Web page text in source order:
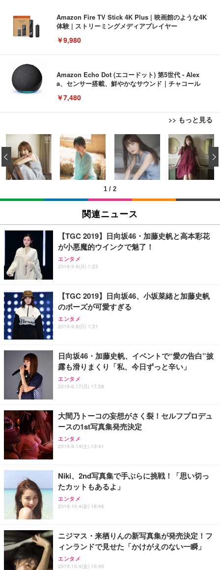
Amazon Fire TV Stick 4K Plus | 映画館のような4K
体験 | ストリーミングメディアプレイヤー
￥9,980
Amazon Echo Dot (エコードット) 第5世代 - Alex
a、センサー搭載、鮮やかなサウンド｜チャコール
￥7,480
>> もっと見る
[EdoErgo] オフィスチェア 椅子 テレワーク 疲れな
い 跳ね上げ式アームレスト コンパクト 約105度ロッ
キング pc 事務椅子 360度回転 座面昇降 強化ナイロ
ン樹脂ベース 通気性メッシュ 在宅ワーク H-WY01
(黒網+黒枠+黒足)
￥5,699
SIHOO B100 オフィスチェア／デスクチェア メッシ
ュチェア 人間工学 疲れない ブラック
￥27,999
Sezlife オフィスチェア デスクチェア 疲れない テレ
ワーク チェア 強化バックレスト 30度ロッキング機
能 人間工学 椅子 腰サポート 90度跳ね上げ式アーム
務用 おしゃれ パソコンチェア (ブラック)
Sezlife オフィスチェア デスクチェア 疲れない テレ
ワーク チェア 強化バックレスト 30度ロッキング機
能 人間工学 椅子 腰サポート 90度跳ね上げ式アーム
務用 おしゃれ パソコンチェア (ホワイト)
ANDWINT オフィスチェア デスクチェア 肘なし メ
ッシュ 通気性 ランバーサポート付き 腰サポート ガ
ス圧無段階昇降 360度回転 キャスター付き コンパク
EIZO ビジネス向けプレミアムモニター | FlexScan
EV3240X-WT | 31.5型4K UHD・USB Type-C・ホワ
イト
￥105,595
EIZO ビジネス向けプレミアムモニター | FlexScan
￥109,572
【純正品】27"ゲーミングモニター DualSense 充電
フック付き（CFI-ZDM1J）
【整備済み品】Dell E2724HS 27インチ 液晶モニタ
ー フルHD（1920×1080）VA 非光沢 HDMI/DisplayP
ort/VGA スピーカー内蔵 高さ調整 スイベル VESA対
【MiniLED/24.5inch/280Hz/FHD】GRAPHT THE S
HOOTER Gaming Monitor 24” Essential ゲーミン
グモニター QD 24.5インチ 1ms FHD 量子ドット 残
Amazonベーシック ペットシーツ 薄型 レギュラー 1
回使い捨て 無香料 ホワイト 300枚
￥3,373
Amazonベーシック ペットシーツ 厚型 ワイド 42枚
x2袋(84枚) ホワイト(吸収面:ライトブルー)
￥3,234
ネオ・ルーライフ ネオ・オムツ L 中型犬用 26枚入
り 単品
Smart Basic(スマートベーシック) 【Amazon.co.jp
限定】 Smart Basic アイリスオーヤマ ペットシーツ
超厚型 お徳用 ワイド 100枚入 (x 1) (ケース販売)
アイリスオーヤマ ペットシーツ 超厚型 お徳用 レギ
ュラー 200枚入【Amazon.co.jp限定】
1 / 2
‹
関連ニュース
【TGC 2019】日向坂46・加藤史帆と高本彩花
が小悪魔的ウインクで魅了！
エンタメ
2019.9.9(月) 1:23
【TGC 2019】日向坂46、小坂菜緒と加藤史帆
のポーズが可愛すぎる
エンタメ
2019.9.8(日) 1:21
日向坂46・加藤史帆、イベントで“愛の告白”披
露も滑りまくり「私、今日ずっと辛い」
エンタメ
2019.6.17(月) 17:58
大間乃トーコの妄想がさく裂！セルフプロデュ
ースの1st写真集発売決定
エンタメ
2019.9.14(土) 13:41
Niki、2nd写真集で手ぶらに挑戦！「思い切っ
たカットもあるよ」
エンタメ
2019.10.4(金) 18:46
ニジマス・来栖りんの新写真集が発売決定！フ
ィンランドで見せた「かけがえのない一瞬」
エンタメ
2019.10.4(金) 10:40